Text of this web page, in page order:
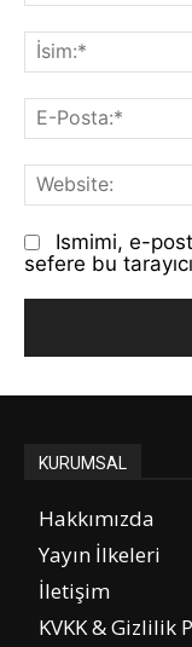
Yorum:
Ismimi, e-
sefere bu
KURUMSAL
Hakkımızda
Yayın İlkeleri
İletişim
KVKK & Gizlilik